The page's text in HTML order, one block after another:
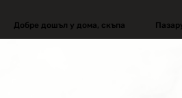
Добре дошъл у дома, скъпа